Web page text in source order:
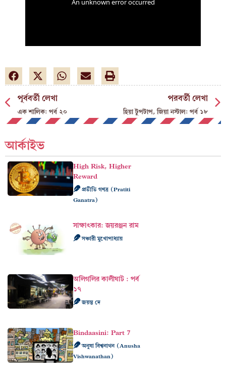
পূর্ববর্তী লেখা
এক শালিক: পর্ব ২০
পরবর্তী লেখা
হিয়া টুপটাপ, জিয়া নস্টাল: পর্ব ১৮
আর্কাইভ
High Risk, Higher
Reward
প্রতীতি গণত্র (Pratiti
Ganatra)
সাক্ষাৎকার: জয়রঞ্জন রাম
সঞ্চারী মুখোপাধ্যায়
অলিগলির কালীঘাট : পর্ব
১৭
জয়ন্ত দে
Bindaasini: Part 7
অনুষা বিশ্বনাথন (Anusha
Vishwanathan)